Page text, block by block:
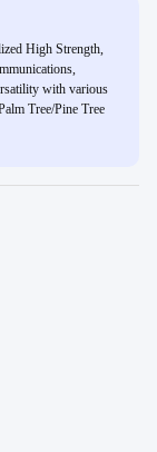
High Strength,
with various
Tree/Pine Tree